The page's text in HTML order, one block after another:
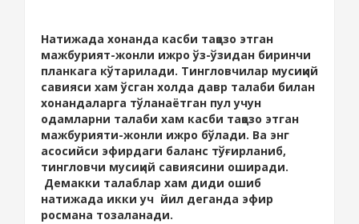
Натижада хонанда касби тақозо этган
мажбурият-жонли ижро ўз-ўзидан биринчи
планкага кўтарилади. Тингловчилар мусиқий
савияси хам ўсган холда давр талаби билан
хонандаларга тўланаётган пул учун
одамларни талаби хам касби тақозо этган
мажбурияти-жонли ижро бўлади. Ва энг
асосийси эфирдаги баланс тўғирланиб,
тингловчи мусиқий савиясини оширади.
Демакки талаблар хам диди ошиб
натижада икки уч йил деганда эфир
росмана тозаланади.